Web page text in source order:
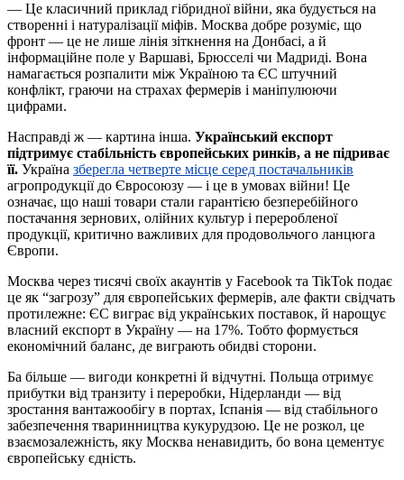
— Це класичний приклад гібридної війни, яка будується на
створенні і натуралізації міфів. Москва добре розуміє, що
фронт — це не лише лінія зіткнення на Донбасі, а й
інформаційне поле у Варшаві, Брюсселі чи Мадриді. Вона
намагається розпалити між Україною та ЄС штучний
конфлікт, граючи на страхах фермерів і маніпулюючи
цифрами.
Насправді ж — картина інша. Український експорт
підтримує стабільність європейських ринків, а не підриває
її. Україна зберегла четверте місце серед постачальників
агропродукції до Євросоюзу — і це в умовах війни! Це
означає, що наші товари стали гарантією безперебійного
постачання зернових, олійних культур і переробленої
продукції, критично важливих для продовольчого ланцюга
Європи.
Москва через тисячі своїх акаунтів у Facebook та TikTok подає
це як “загрозу” для європейських фермерів, але факти свідчать
протилежне: ЄС виграє від українських поставок, й нарощує
власний експорт в Україну — на 17%. Тобто формується
економічний баланс, де виграють обидві сторони.
Ба більше — вигоди конкретні й відчутні. Польща отримує
прибутки від транзиту і переробки, Нідерланди — від
зростання вантажообігу в портах, Іспанія — від стабільного
забезпечення тваринництва кукурудзою. Це не розкол, це
взаємозалежність, яку Москва ненавидить, бо вона цементує
європейську єдність.